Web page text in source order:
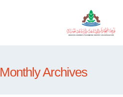
Monthly Archives - يوليو 2022